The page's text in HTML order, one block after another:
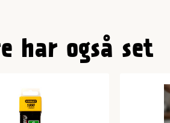
har også set